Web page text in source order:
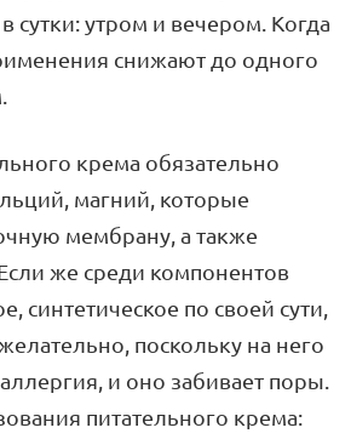
сутки: утром и вечером. Когда
снижают до одного
крема обязательно
магний, которые
мембрану, а также
же среди компонентов
синтетическое по своей сути,
поскольку на него
и оно забивает поры.
питательного крема: